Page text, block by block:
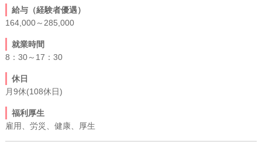
給与（経験者優遇）
164,000～285,000
就業時間
8：30～17：30
休日
月9休(108休日)
福利厚生
雇用、労災、健康、厚生